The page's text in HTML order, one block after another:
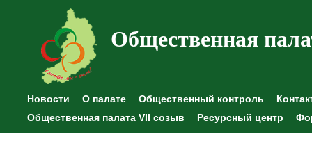
Общественная
Новости О палате Общественный контроль
Общественная палата VII созыв
Ресурсный центр
Общественные наблюдения